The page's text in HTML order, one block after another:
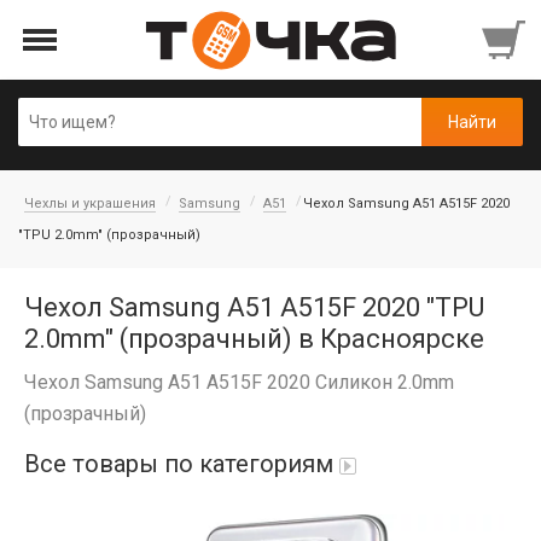
Чехлы и украшения Samsung A51
Чехол Samsung A51 A515F 2020
"TPU 2.0mm" (прозрачный)
Чехол Samsung A51 A515F 2020 "TPU
2.0mm" (прозрачный) в Красноярске
Чехол Samsung A51 A515F 2020 Силикон 2.0mm
(прозрачный)
Все товары по категориям